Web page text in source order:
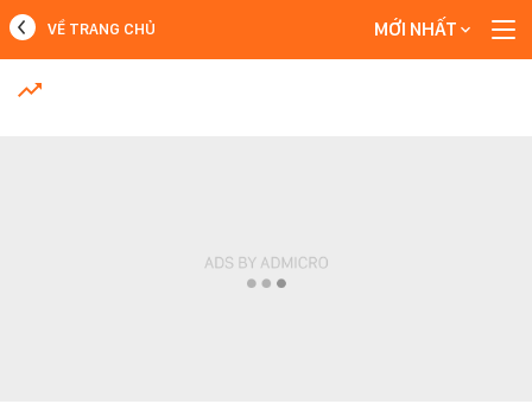
MỚI NHẤT
VỀ TRANG CHỦ MỚI NHẤT